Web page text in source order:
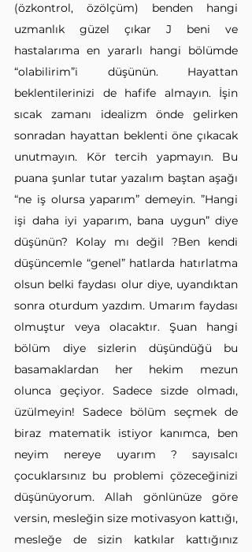
(özkontrol, özölçüm) benden hangi
uzmanlık güzel çıkar J beni ve
hastalarıma en yararlı hangi bölümde
“olabilirim”i düşünün. Hayattan
beklentilerinizi de hafife almayın. İşin
sıcak zamanı idealizm önde gelirken
sonradan hayattan beklenti öne çıkacak
unutmayın. Kör tercih yapmayın. Bu
puana şunlar tutar yazalım baştan aşağı
“ne iş olursa yaparım” demeyin. ”Hangi
işi daha iyi yaparım, bana uygun” diye
düşünün? Kolay mı değil ?Ben kendi
düşüncemle “genel” hatlarda hatırlatma
olsun belki faydası olur diye, uyandıktan
sonra oturdum yazdım. Umarım faydası
olmuştur veya olacaktır. Şuan hangi
bölüm diye sizlerin düşündüğü bu
basamaklardan her hekim mezun
olunca geçiyor. Sadece sizde olmadı,
üzülmeyin! Sadece bölüm seçmek de
biraz matematik istiyor kanımca, ben
neyim nereye uyarım ? sayısalcı
çocuklarsınız bu problemi çözeceğinizi
düşünüyorum. Allah gönlünüze göre
versin, mesleğin size motivasyon kattığı,
mesleğe de sizin katkılar kattığınız